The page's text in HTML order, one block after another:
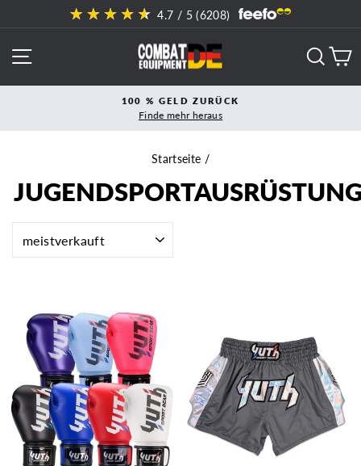
4.7 / 5 (6208)
SEITENNAVIGATION
Pause
100 % GELD ZURÜCK
Finde mehr heraus
Startseite /